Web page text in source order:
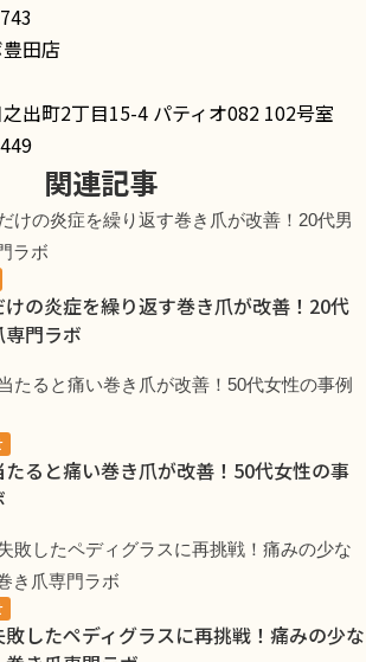
田店
出町2丁目15-4 パティオ082 102号室
関連記事
けの炎症を繰り返す巻き爪が改善！20代
門ラボ
たると痛い巻き爪が改善！50代女性の事
敗したペディグラスに再挑戦！痛みの少な